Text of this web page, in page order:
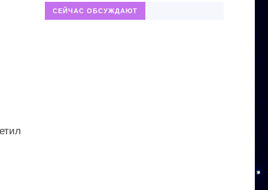
СЕЙЧАС ОБСУЖДАЮТ